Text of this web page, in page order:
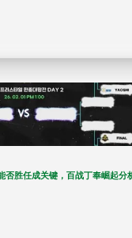
否胜任成关键，百战丁奉崛起分